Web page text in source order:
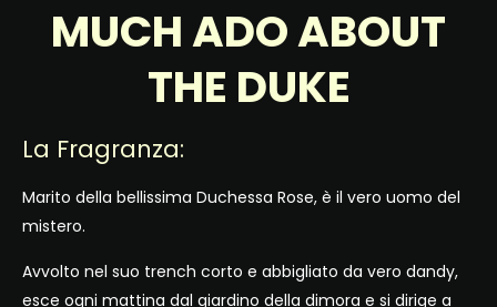
MUCH ADO ABOUT
THE DUKE
La Fragranza:
Marito della bellissima Duchessa Rose, è il vero uomo del
mistero.
Avvolto nel suo trench corto e abbigliato da vero dandy,
esce ogni mattina dal giardino della dimora e si dirige a